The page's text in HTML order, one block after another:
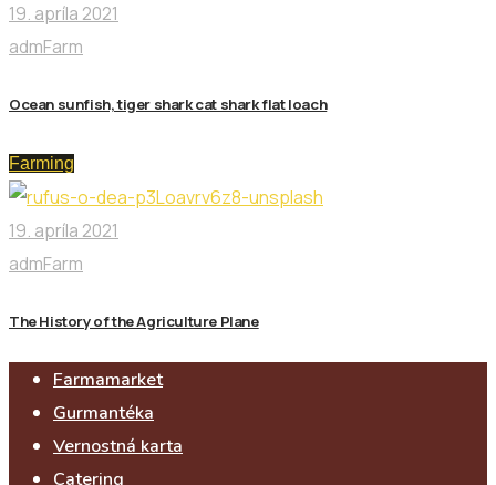
19. apríla 2021
admFarm
Ocean sunfish, tiger shark cat shark flat loach
Farming
19. apríla 2021
admFarm
The History of the Agriculture Plane
Farmamarket
Gurmantéka
Vernostná karta
Catering